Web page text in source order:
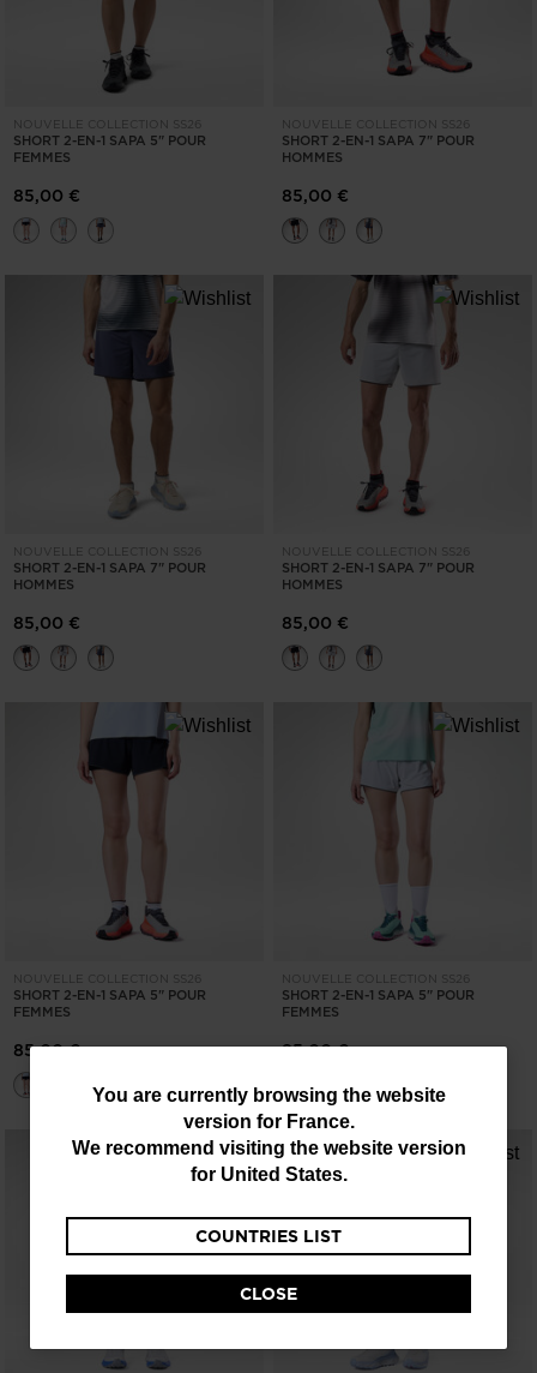
You
are
website
version
for
You are currently browsing the website
version for France.
We recommend visiting the website version
for United States.
COUNTRIES LIST
CLOSE
NOUVELLE COLLECTION SS26
SHORT 2-EN-1 SAPA 5" POUR
FEMMES
85,00 €
NOUVELLE COLLECTION SS26
SHORT 2-EN-1 SAPA 7" POUR
HOMMES
85,00 €
NOUVELLE COLLECTION SS26
SHORT 2-EN-1 SAPA 7" POUR
HOMMES
85,00 €
NOUVELLE COLLECTION SS26
SHORT 2-EN-1 SAPA 7" POUR
HOMMES
85,00 €
NOUVELLE COLLECTION SS26
SHORT 2-EN-1 SAPA 5" POUR
FEMMES
85,00 €
NOUVELLE COLLECTION SS26
SHORT 2-EN-1 SAPA 5" POUR
FEMMES
85,00 €